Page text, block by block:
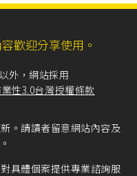
歡迎分享使用。
外，網站採用
性3.0台灣授權條款
。請讀者留意網站內容及
具體個案提供專業諮詢服